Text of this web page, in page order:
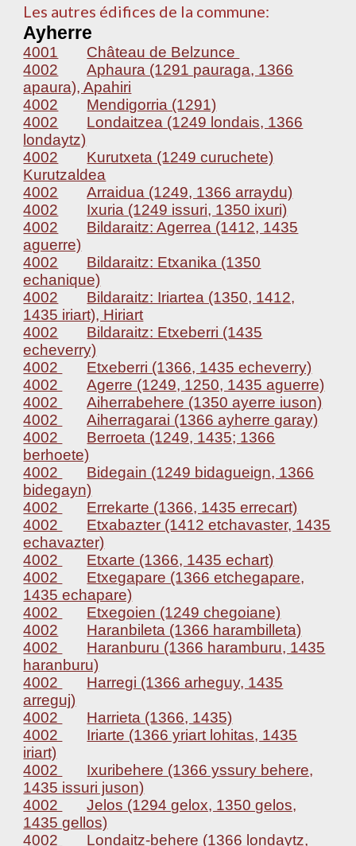
Les autres édifices de la commune:
Ayherre
4001
Château de Belzunce
4002
Aphaura (1291 pauraga, 1366
apaura), Apahiri
4002
Mendigorria (1291)
4002
Londaitzea (1249 londais, 1366
londaytz)
4002
Kurutxeta (1249 curuchete)
Kurutzaldea
4002
Arraidua (1249, 1366 arraydu)
4002
Ixuria (1249 issuri, 1350 ixuri)
4002
Bildaraitz: Agerrea (1412, 1435
aguerre)
4002
Bildaraitz: Etxanika (1350
echanique)
4002
Bildaraitz: Iriartea (1350, 1412,
1435 iriart), Hiriart
4002
Bildaraitz: Etxeberri (1435
echeverry)
4002
Etxeberri (1366, 1435 echeverry)
4002
Agerre (1249, 1250, 1435 aguerre)
4002
Aiherrabehere (1350 ayerre iuson)
4002
Aiherragarai (1366 ayherre garay)
4002
Berroeta (1249, 1435; 1366
berhoete)
4002
Bidegain (1249 bidagueign, 1366
bidegayn)
4002
Errekarte (1366, 1435 errecart)
4002
Etxabazter (1412 etchavaster, 1435
echavazter)
4002
Etxarte (1366, 1435 echart)
4002
Etxegapare (1366 etchegapare,
1435 echapare)
4002
Etxegoien (1249 chegoiane)
4002
Haranbileta (1366 harambilleta)
4002
Haranburu (1366 haramburu, 1435
haranburu)
4002
Harregi (1366 arheguy, 1435
arreguj)
4002
Harrieta (1366, 1435)
4002
Iriarte (1366 yriart lohitas, 1435
iriart)
4002
Ixuribehere (1366 yssury behere,
1435 issuri juson)
4002
Jelos (1294 gelox, 1350 gelos,
1435 gellos)
4002
Londaitz-behere (1366 londaytz,